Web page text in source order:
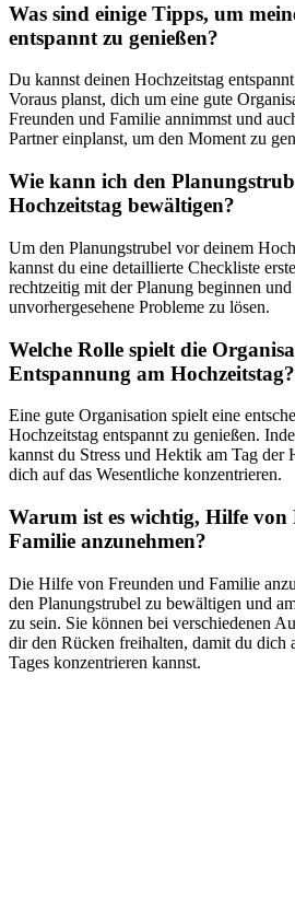
Was sind einige Tipps, um
entspannt zu genießen?
Du kannst deinen Hochzeitstag
Voraus planst, dich um eine gute
Freunden und Familie annimmst und
Partner einplanst, um den Moment zu
Wie kann ich den
Hochzeitstag bewältigen?
Um den Planungstrubel vor deinem
kannst du eine detaillierte Checkliste
rechtzeitig mit der Planung beginnen
unvorhergesehene Probleme zu lösen.
Welche Rolle spielt die
Entspannung am Hochzeitstag?
Eine gute Organisation spielt eine
Hochzeitstag entspannt zu genießen.
kannst du Stress und Hektik am Tag der
dich auf das Wesentliche konzentrieren.
Warum ist es wichtig, Hilfe von
Familie anzunehmen?
Die Hilfe von Freunden und Familie
den Planungstrubel zu bewältigen und
zu sein. Sie können bei verschiedenen
dir den Rücken freihalten, damit du dich
Tages konzentrieren kannst.